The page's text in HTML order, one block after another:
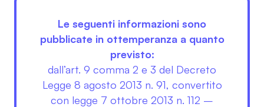
Le seguenti informazioni sono
pubblicate in ottemperanza a quanto
previsto:
dall’art. 9 comma 2 e 3 del Decreto
Legge 8 agosto 2013 n. 91, convertito
con legge 7 ottobre 2013 n. 112 –